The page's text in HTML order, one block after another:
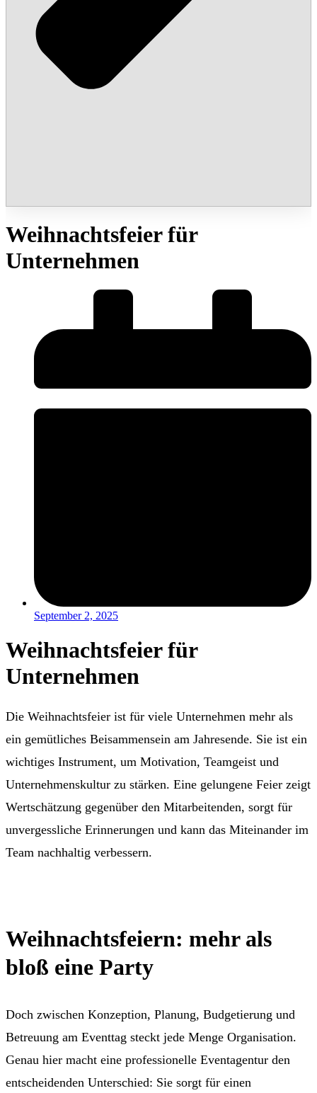
Weihnachtsfeier für
Unternehmen
September 2, 2025
Weihnachtsfeier für
Unternehmen
Die Weihnachtsfeier ist für viele Unternehmen mehr als
ein gemütliches Beisammensein am Jahresende. Sie ist ein
wichtiges Instrument, um Motivation, Teamgeist und
Unternehmenskultur zu stärken. Eine gelungene Feier zeigt
Wertschätzung gegenüber den Mitarbeitenden, sorgt für
unvergessliche Erinnerungen und kann das Miteinander im
Team nachhaltig verbessern.
Weihnachtsfeiern: mehr als
bloß eine Party
Doch zwischen Konzeption, Planung, Budgetierung und
Betreuung am Eventtag steckt jede Menge Organisation.
Genau hier macht eine professionelle Eventagentur den
entscheidenden Unterschied: Sie sorgt für einen